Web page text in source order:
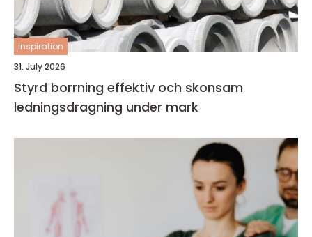
inspiration
31. July 2026
Styrd borrning effektiv och skonsam
ledningsdragning under mark